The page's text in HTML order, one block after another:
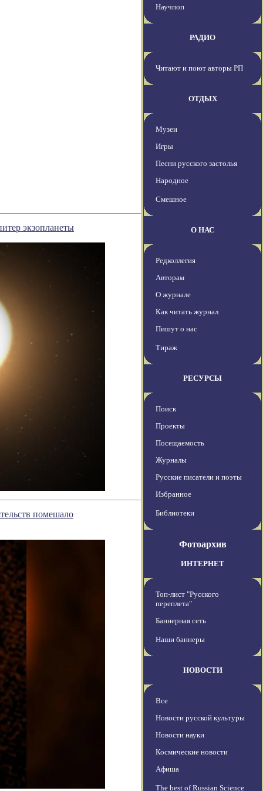
экзопланеты
помешало
Научпоп
РАДИО
Читают и поют авторы РП
ОТДЫХ
Музеи
Игры
Песни русского застолья
Народное
Смешное
О НАС
Редколлегия
Авторам
О журнале
Как читать журнал
Пишут о нас
Тираж
РЕСУРСЫ
Поиск
Проекты
Посещаемость
Журналы
Русские писатели и поэты
Избранное
Библиотеки
Фотоархив
ИНТЕРНЕТ
Топ-лист "Русского
переплета"
Баннерная сеть
Наши баннеры
НОВОСТИ
Все
Новости русской культуры
Новости науки
Космические новости
Афиша
The best of Russian Science